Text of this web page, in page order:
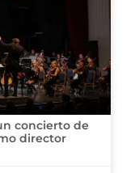
concierto de
director